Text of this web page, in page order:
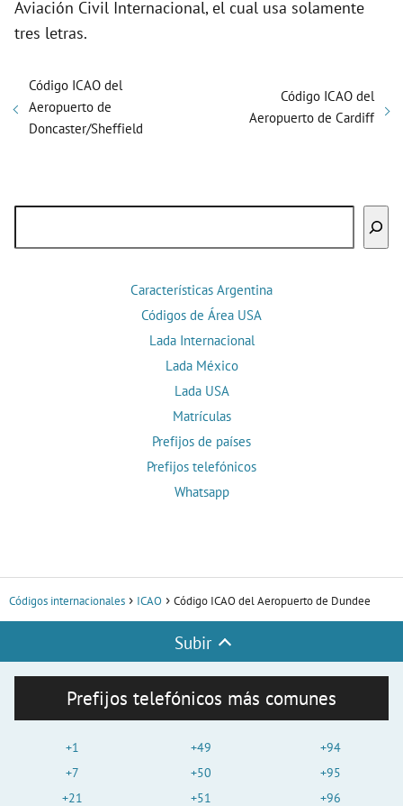
Aviación Civil Internacional, el cual usa solamente
tres letras.
Código ICAO del
Aeropuerto de
Doncaster/Sheffield
Código ICAO del
Aeropuerto de Cardiff
Características Argentina
Códigos de Área USA
Lada Internacional
Lada México
Lada USA
Matrículas
Prefijos de países
Prefijos telefónicos
Whatsapp
Códigos internacionales ICAO Código ICAO del Aeropuerto de Dundee
Subir
Prefijos telefónicos más comunes
+1
+7
+21
+49
+50
+51
+94
+95
+96